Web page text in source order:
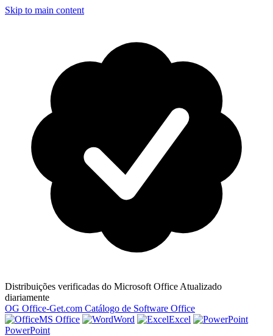
Skip to main content
Distribuições verificadas do Microsoft Office Atualizado
diariamente
OG Office-Get.com Catálogo de Software Office
MS Office
Word
Excel
PowerPoint